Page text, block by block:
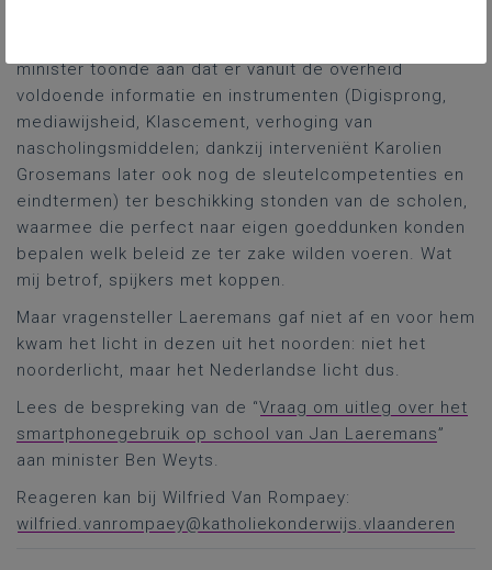
minister toonde aan dat er vanuit de overheid
voldoende informatie en instrumenten (Digisprong,
mediawijsheid, Klascement, verhoging van
nascholingsmiddelen; dankzij interveniënt Karolien
Grosemans later ook nog de sleutelcompetenties en
eindtermen) ter beschikking stonden van de scholen,
waarmee die perfect naar eigen goeddunken konden
bepalen welk beleid ze ter zake wilden voeren. Wat
mij betrof, spijkers met koppen.
Maar vragensteller Laeremans gaf niet af en voor hem
kwam het licht in dezen uit het noorden: niet het
noorderlicht, maar het Nederlandse licht dus.
Lees de bespreking van de “Vraag om uitleg over het
smartphonegebruik op school van Jan Laeremans”
aan minister Ben Weyts.
Reageren kan bij Wilfried Van Rompaey:
wilfried.vanrompaey@katholiekonderwijs.vlaanderen